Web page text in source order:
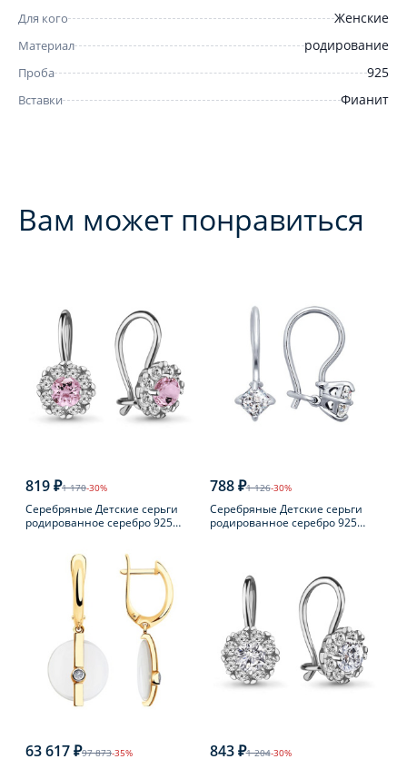
Для кого Женские
Материал родирование
Проба 925
Вставки Фианит
Вам может понравиться
819 ₽1 170-30%
Серебряные Детские серьги
родированное серебро 925
788 ₽1 126-30%
Серебряные Детские серьги
родированное серебро 925
63 617 ₽97 873-35% 843 ₽1 204-30%